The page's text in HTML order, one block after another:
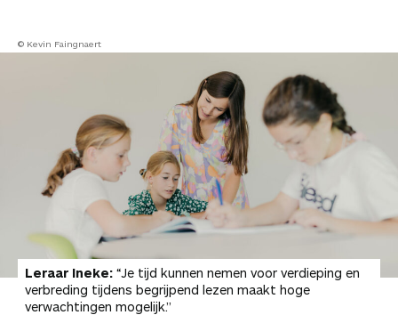
© Kevin Faingnaert
Leraar Ineke: “Je tijd kunnen nemen voor verdieping en
verbreding tijdens begrijpend lezen maakt hoge
verwachtingen mogelijk.”